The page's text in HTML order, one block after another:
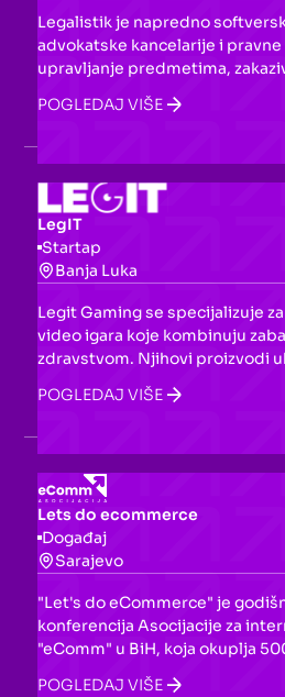
Legalistik je napredno
advokatske kancelarije i
upravljanje predmetima,
rokova. Nudi centralizovane
dodjelu zadataka, automatsko
POGLEDAJ VIŠE
LegIT
Startap
Banja Luka
Legit Gaming se specijalizuje
video igara koje kombinuju
zdravstvom. Njihovi proizvodi
igru koja podiže svijest o
djece s dijabetesom, i "Pets
napadača.
POGLEDAJ VIŠE
Lets do ecommerce
Događaj
Sarajevo
"Let's do eCommerce" je
konferencija Asocijacije za
"eComm" u BiH, koja okuplja
merchantse, fintech
POGLEDAJ VIŠE